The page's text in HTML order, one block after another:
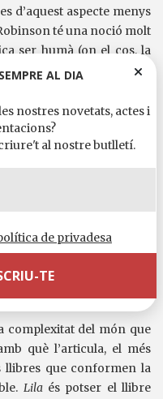
d’aquest aspecte menys
té una noció molt
ser humà (on el cos, la
unides) i que a més
civilització que té tant
sobreviuen a
impulsos amorosos i
escenari i testimoni
desèrtica i buida que
perseguit pels
la Robinson, però,
fàcil: hi ha un tacte,
podrien venir dels
complexitat del món que
què l’articula, el més
llibres que conformen la
Lilaés potser el llibre
AL DIA
nostres novetats, actes i
al nostre butlletí.
de privadesa